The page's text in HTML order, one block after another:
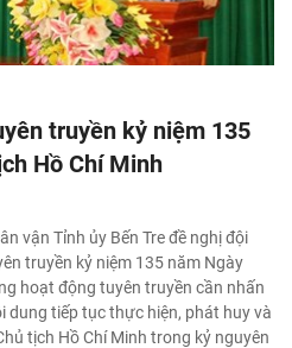
truyền kỷ niệm 135
Hồ Chí Minh
vận Tỉnh ủy Bến Tre đề nghị đội
truyền kỷ niệm 135 năm Ngày
hoạt động tuyên truyền cần nhấn
dung tiếp tục thực hiện, phát huy và
tịch Hồ Chí Minh trong kỷ nguyên